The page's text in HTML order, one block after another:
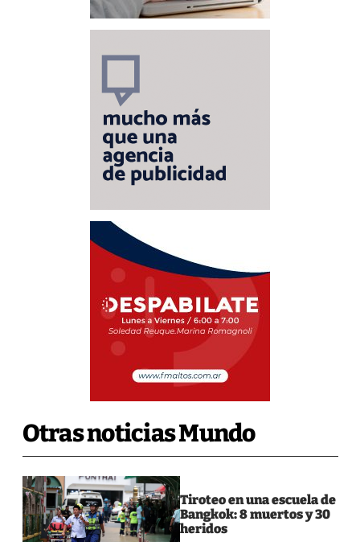
Otras noticias Mundo
Tiroteo en una escuela de
Bangkok: 8 muertos y 30
heridos